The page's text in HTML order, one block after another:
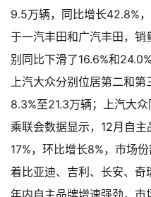
9.5万辆，同比增长42.8%
于一汽丰田和广汽丰田，
别同比下滑了16.6%和
上汽大众分别位居第二和
8.3%至21.3万辆；上汽大众
乘联会数据显示，12月自
17%，环比增长8%，市场
着比亚迪、吉利、长安、奇
年内自主品牌增速强劲，